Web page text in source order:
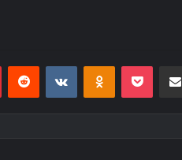
PinterestReddit VKontakteOdnoklassniki
Pocket